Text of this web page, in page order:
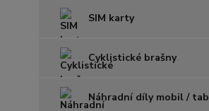
SIM karty
Cyklistické brašny
Náhradní díly mobil / tab